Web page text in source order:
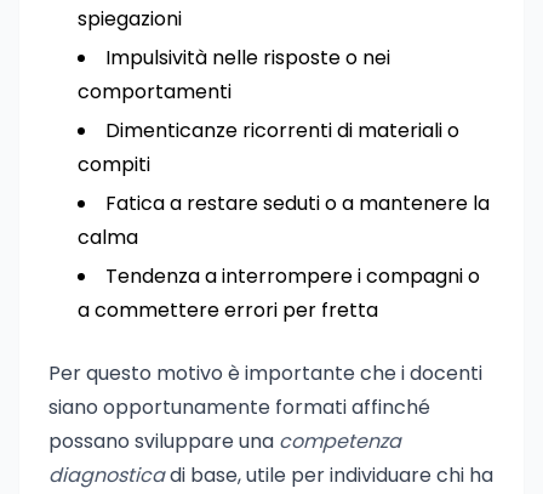
spiegazioni
Impulsività nelle risposte o nei
comportamenti
Dimenticanze ricorrenti di materiali o
compiti
Fatica a restare seduti o a mantenere la
calma
Tendenza a interrompere i compagni o
a commettere errori per fretta
Per questo motivo è importante che i docenti
siano opportunamente formati affinché
possano sviluppare una competenza
diagnosticadi base, utile per individuare chi ha